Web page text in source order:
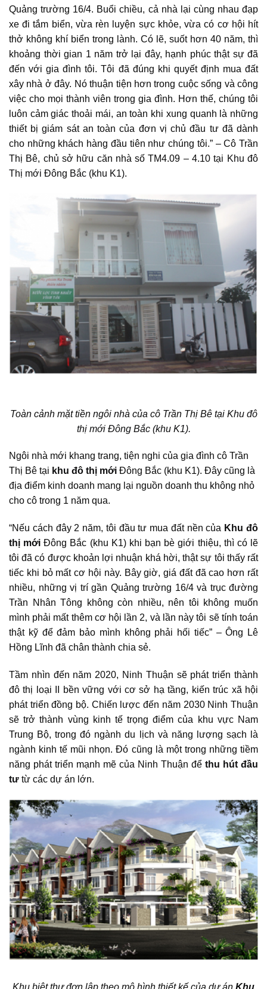
Quảng trường 16/4. Buổi chiều, cả nhà lại cùng nhau đạp
xe đi tắm biển, vừa rèn luyện sực khỏe, vừa có cơ hội hít
thở không khí biển trong lành. Có lẽ, suốt hơn 40 năm, thì
khoảng thời gian 1 năm trở lại đây, hạnh phúc thật sự đã
đến với gia đình tôi. Tôi đã đúng khi quyết định mua đất
xây nhà ở đây. Nó thuận tiện hơn trong cuộc sống và công
việc cho mọi thành viên trong gia đình. Hơn thế, chúng tôi
luôn cảm giác thoải mái, an toàn khi xung quanh là những
thiết bị giám sát an toàn của đơn vị chủ đầu tư đã dành
cho những khách hàng đầu tiên như chúng tôi.” – Cô Trần
Thị Bê, chủ sở hữu căn nhà số TM4.09 – 4.10 tại Khu đô
Thị mới Đông Bắc (khu K1).
Toàn cảnh mặt tiền ngôi nhà của cô Trần Thị Bê tại Khu đô
thị mới Đông Bắc (khu K1).
Ngôi nhà mới khang trang, tiện nghi của gia đình cô Trần
Thị Bê tại khu đô thị mới Đông Bắc (khu K1). Đây cũng là
địa điểm kinh doanh mang lại nguồn doanh thu không nhỏ
cho cô trong 1 năm qua.
“Nếu cách đây 2 năm, tôi đầu tư mua đất nền của Khu đô
thị mớiĐông Bắc (khu K1) khi bạn bè giới thiệu, thì có lẽ
tôi đã có được khoản lợi nhuận khá hời, thật sự tôi thấy rất
tiếc khi bỏ mất cơ hội này. Bây giờ, giá đất đã cao hơn rất
nhiều, những vị trí gần Quảng trường 16/4 và trục đường
Trần Nhân Tông không còn nhiều, nên tôi không muốn
mình phải mất thêm cơ hội lần 2, và lần này tôi sẽ tính toán
thật kỹ để đảm bảo mình không phải hối tiếc” – Ông Lê
Hồng Lĩnh đã chân thành chia sẻ.
Tầm nhìn đến năm 2020, Ninh Thuận sẽ phát triển thành
đô thị loại II bền vững với cơ sở hạ tầng, kiến trúc xã hội
phát triển đồng bộ. Chiến lược đến năm 2030 Ninh Thuận
sẽ trở thành vùng kinh tế trọng điểm của khu vực Nam
Trung Bộ, trong đó ngành du lịch và năng lượng sạch là
ngành kinh tế mũi nhọn. Đó cũng là một trong những tiềm
năng phát triển mạnh mẽ của Ninh Thuận để thu hút đầu
tư từ các dự án lớn.